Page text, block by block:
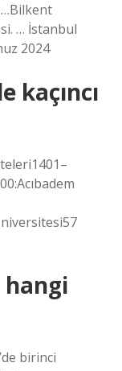
…Bilkent
… İstanbul
2024
kaçıncı
hangi
birinci